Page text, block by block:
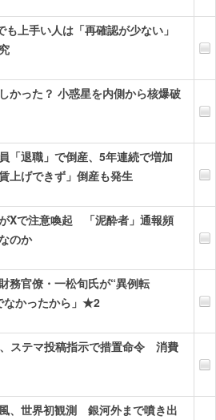
上手い人は「再確認が少ない」
かった？ 小惑星を内側から核爆破
「退職」で倒産、5年連続で増加
上げできず」倒産も発生
Xで注意喚起 「泥酔者」通報頻
のか
務官僚・一松旬氏が“異例転
かったから」★2
ステマ投稿指示で措置命令 消費
、世界初観測 銀河外まで噴き出